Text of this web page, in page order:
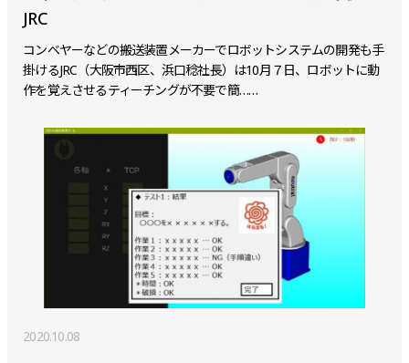
JRC
コンベヤーなどの搬送装置メーカーでロボットシステムの開発も手
掛けるJRC（大阪市西区、浜口稔社長）は10月７日、ロボットに動
作を覚えさせるティーチングが不要で簡……
2020.10.08